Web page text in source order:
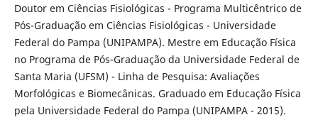
Doutor em Ciências Fisiológicas - Programa Multicêntrico de
Pós-Graduação em Ciências Fisiológicas - Universidade
Federal do Pampa (UNIPAMPA). Mestre em Educação Física
no Programa de Pós-Graduação da Universidade Federal de
Santa Maria (UFSM) - Linha de Pesquisa: Avaliações
Morfológicas e Biomecânicas. Graduado em Educação Física
pela Universidade Federal do Pampa (UNIPAMPA - 2015).